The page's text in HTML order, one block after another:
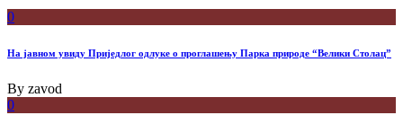
0
На јавном увиду Приједлог oдлуке о проглашењу Парка природе “Велики Столац”
By zavod
0